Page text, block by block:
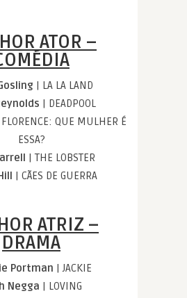
ATOR –
| LA LA LAND
| DEADPOOL
QUE MULHER É
ESSA?
| THE LOBSTER
| CÃES DE GUERRA
ATRIZ –
DRAMA
Portman | JACKIE
Negga | LOVING